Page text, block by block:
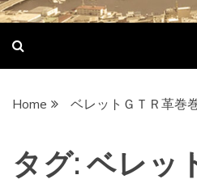
Home ベレットＧＴＲ革巻
タグ:ベレッ